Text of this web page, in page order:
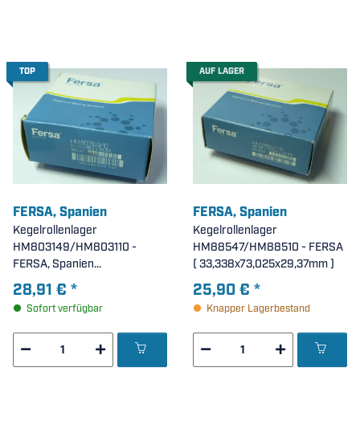
TOP
FERSA, Spanien
Kegelrollenlager
HM803149/HM803110 -
FERSA, Spanien
(44,45x88,90x30,162mm)
28,91 € *
Sofort verfügbar
AUF LAGER
FERSA, Spanien
Kegelrollenlager
HM88547/HM88510 - FERSA
( 33,338x73,025x29,37mm )
25,90 € *
Knapper Lagerbestand